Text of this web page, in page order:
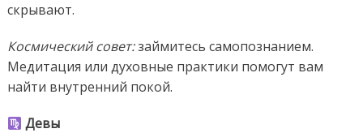
скрывают.
Космический совет:займитесь самопознанием.
Медитация или духовные практики помогут вам
найти внутренний покой.
Девы